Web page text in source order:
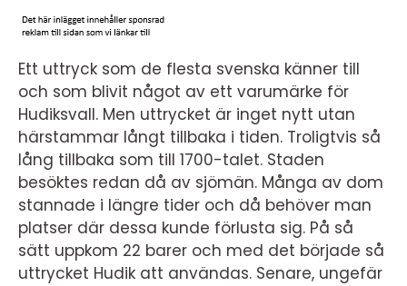
Ett uttryck som de flesta svenska känner till
och som blivit något av ett varumärke för
Hudiksvall. Men uttrycket är inget nytt utan
härstammar långt tillbaka i tiden. Troligtvis så
lång tillbaka som till 1700-talet. Staden
besöktes redan då av sjömän. Många av dom
stannade i längre tider och då behöver man
platser där dessa kunde förlusta sig. På så
sätt uppkom 22 barer och med det började så
uttrycket Hudik att användas. Senare, ungefär